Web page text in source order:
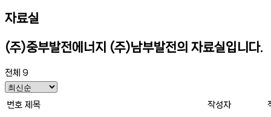
자료실
(주)중부발전에너지 (주)남부발전의 자료실입니다.
전체 9
번호 제목 작성자